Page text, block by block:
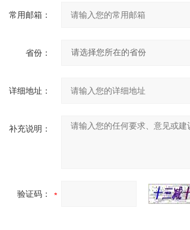
常用邮箱：
省份：
详细地址：
补充说明：
验证码：